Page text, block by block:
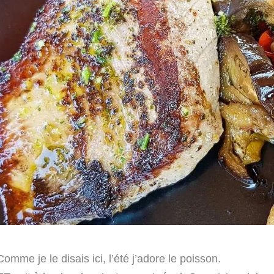
je le disais ici, l’été j’adore le poisson.